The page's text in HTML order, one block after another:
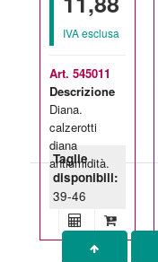
IVA esclusa
Art. 545011
Descrizione
Diana.
calzerotti
diana
antiumidità.
Taglie
disponibili:
39-46